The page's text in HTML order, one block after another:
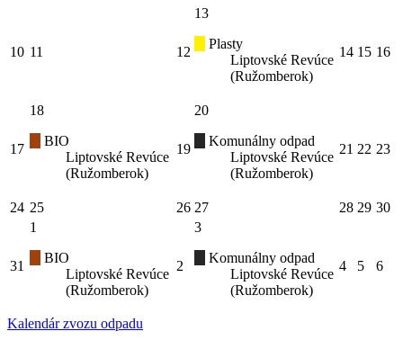
10 11 12
13
Plasty
Liptovské Revúce
(Ružomberok)
14 15 16
17
18
BIO
Liptovské Revúce
(Ružomberok)
19
20
Komunálny odpad
Liptovské Revúce
(Ružomberok)
21 22 23
24 25 26 27 28 29 30
31
1
BIO
Liptovské Revúce
(Ružomberok)
2
3
Komunálny odpad
Liptovské Revúce
(Ružomberok)
4 5 6
Kalendár zvozu odpadu